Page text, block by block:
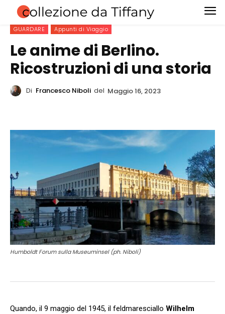
GUARDARE Appunti di Viaggio
Le anime di Berlino.
Ricostruzioni di una storia
Di Francesco Niboli del Maggio 16, 2023
Humboldt Forum sulla Museuminsel (ph. Niboli)
Quando, il 9 maggio del 1945, il feldmaresciallo Wilhelm